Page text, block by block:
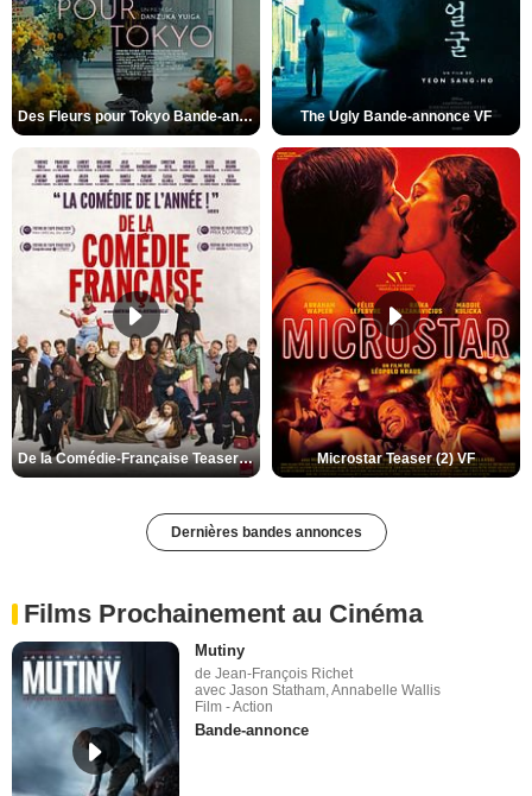
Des Fleurs pour Tokyo Bande-annonce VO STFR The Ugly Bande-annonce VF
De la Comédie-Française Teaser (3) VF Microstar Teaser (2) VF
Dernières bandes annonces
Films Prochainement au Cinéma
Mutiny
de Jean-François Richet
avec Jason Statham, Annabelle Wallis
Film - Action
Bande-annonce